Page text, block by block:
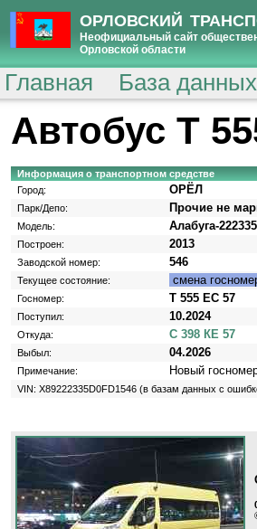
ОРЛОВСКИЙ
Неофициальный сайт
Орловской области
Главная База
Автобус Т
Информация о транспортном средстве
Город:
ОРЁЛ
Парк/Депо: Прочие не
Модель: Алабуга-
Построен: 2013
Заводской номер: 546
Текущее состояние: смена
Госномер: Т 555 ЕС 57
Поступил: 10.2024
Откуда: С 398 КЕ 57
Выбыл: 04.2026
Примечание: Новый
VIN: X89222335D0FD1546 (в базам данных с